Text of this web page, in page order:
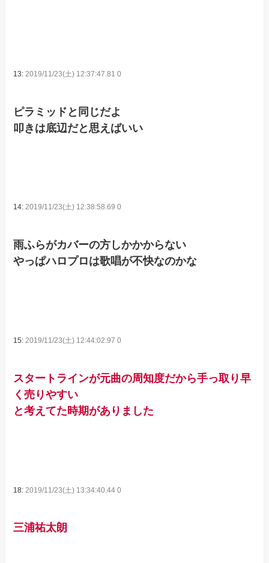
13: 2019/11/23(土) 12:37:47.81 0
ピラミッドと同じだよ
叩きは底辺だと思えばいい
14:2019/11/23(土) 12:38:58.69 0
雨ふらがカバーの方しかかからない
やっぱハロプロは歌唱が不快なのかな
15:2019/11/23(土) 12:44:02.97 0
スタートラインが元曲の周知度だから手っ取り早
く売りやすい
と考えてた時期がありました
18: 2019/11/23(土) 13:34:40.44 0
三浦祐太朗